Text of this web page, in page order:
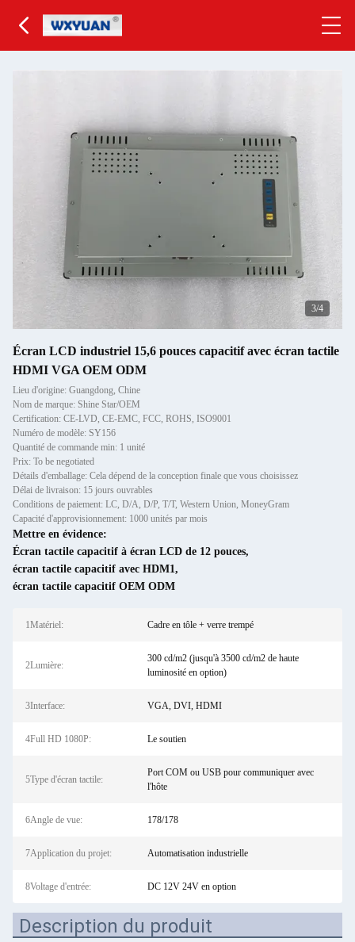
3/4
Écran LCD industriel 15,6 pouces capacitif avec écran tactile
HDMI VGA OEM ODM
Lieu d'origine: Guangdong, Chine
Nom de marque: Shine Star/OEM
Certification: CE-LVD, CE-EMC, FCC, ROHS, ISO9001
Numéro de modèle: SY156
Quantité de commande min: 1 unité
Prix: To be negotiated
Détails d'emballage: Cela dépend de la conception finale que vous choisissez
Délai de livraison: 15 jours ouvrables
Conditions de paiement: LC, D/A, D/P, T/T, Western Union, MoneyGram
Capacité d'approvisionnement: 1000 unités par mois
Mettre en évidence:
Écran tactile capacitif à écran LCD de 12 pouces,
écran tactile capacitif avec HDM1,
écran tactile capacitif OEM ODM
1Matériel: Cadre en tôle + verre trempé
2Lumière:
300 cd/m2 (jusqu'à 3500 cd/m2 de haute
luminosité en option)
3Interface: VGA, DVI, HDMI
4Full HD 1080P: Le soutien
5Type d'écran tactile:
Port COM ou USB pour communiquer avec
l'hôte
6Angle de vue: 178/178
7Application du projet: Automatisation industrielle
8Voltage d'entrée: DC 12V 24V en option
Description du produit